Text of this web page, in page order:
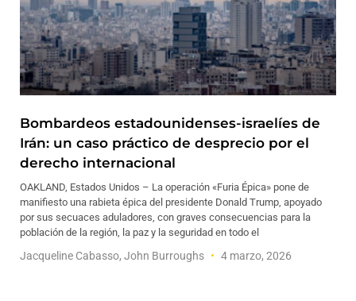
Bombardeos estadounidenses-israelíes de
Irán: un caso práctico de desprecio por el
derecho internacional
OAKLAND, Estados Unidos – La operación «Furia Épica» pone de
manifiesto una rabieta épica del presidente Donald Trump, apoyado
por sus secuaces aduladores, con graves consecuencias para la
población de la región, la paz y la seguridad en todo el
Jacqueline Cabasso, John Burroughs 4 marzo, 2026